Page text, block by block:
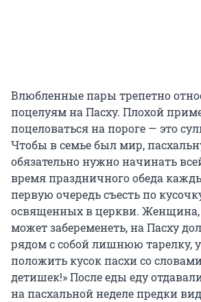
Влюбленные пары трепетно
поцелуям на Пасху. Плохой
поцеловаться на пороге — это
Чтобы в семье был мир,
обязательно нужно начинать
время праздничного обеда
первую очередь съесть по
освященных в церкви. Женщина,
может забеременеть, на Пасху
рядом с собой лишнюю тарелку,
положить кусок пасхи со
детишек!» После еды еду
на пасхальной неделе предки